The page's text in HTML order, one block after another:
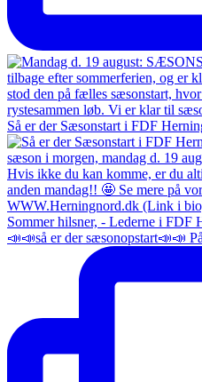
Så er der Sæsonstart i FDF
📣📣så er der sæsonopstart📣📣